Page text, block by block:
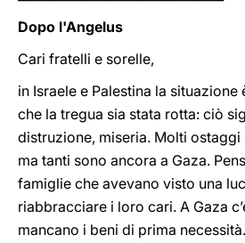
Dopo l'Angelus
Cari fratelli e sorelle,
in Israele e Palestina la
che la tregua sia stata rotta: ciò
distruzione, miseria. Molti ostaggi
ma tanti sono ancora a Gaza.
famiglie che avevano visto una
riabbracciare i loro cari. A Gaza
mancano i beni di prima